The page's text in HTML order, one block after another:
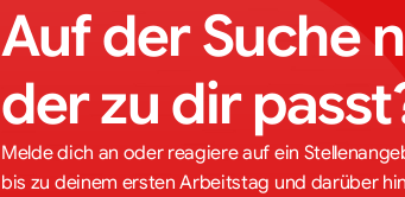
Auf der Suche
der zu dir
Melde dich an oder reagiere auf ein
bis zu deinem ersten Arbeitstag und darüber